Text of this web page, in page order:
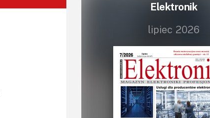
Transformatory
Wyświetlacze
Wzmacniacze
Zasilanie
Elektronik
lipiec 2026